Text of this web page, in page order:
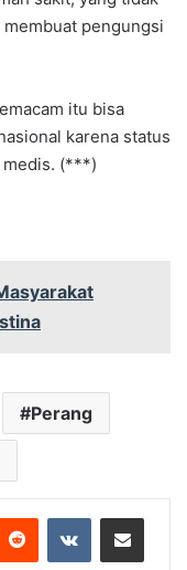
pengungsi
itu bisa
karena status
medis. (***)
Perang
Reddit VKontakteShare via Email